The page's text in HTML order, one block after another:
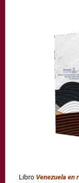
Libro Venezuela en